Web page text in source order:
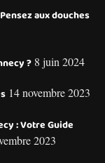
aux douches
? 8 juin 2024
14 novembre 2023
: Votre Guide
2023